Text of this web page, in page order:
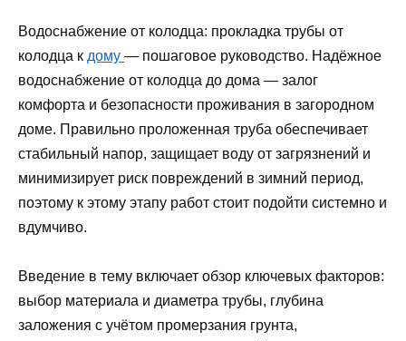
Водоснабжение от колодца: прокладка трубы от
колодца к дому — пошаговое руководство. Надёжное
водоснабжение от колодца до дома — залог
комфорта и безопасности проживания в загородном
доме. Правильно проложенная труба обеспечивает
стабильный напор, защищает воду от загрязнений и
минимизирует риск повреждений в зимний период,
поэтому к этому этапу работ стоит подойти системно и
вдумчиво.
Введение в тему включает обзор ключевых факторов:
выбор материала и диаметра трубы, глубина
заложения с учётом промерзания грунта,